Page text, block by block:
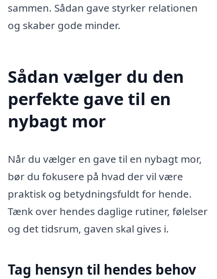
sammen. Sådan gave styrker relationen
og skaber gode minder.
Sådan vælger du den
perfekte gave til en
nybagt mor
Når du vælger en gave til en nybagt mor,
bør du fokusere på hvad der vil være
praktisk og betydningsfuldt for hende.
Tænk over hendes daglige rutiner, følelser
og det tidsrum, gaven skal gives i.
Tag hensyn til hendes behov